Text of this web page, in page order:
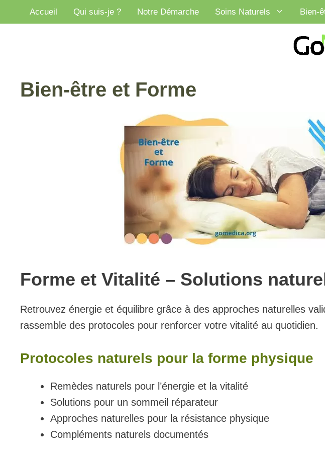
au
Accueil Qui suis-je ? Notre Démarche Soins Naturels Bien-
Bien-être et Forme
Forme et Vitalité – Solutions
Retrouvez énergie et équilibre grâce à des approches naturelles
rassemble des protocoles pour renforcer votre vitalité au quotidien.
Protocoles naturels pour la forme physique
Remèdes naturels pour l’énergie et la vitalité
Solutions pour un sommeil réparateur
Approches naturelles pour la résistance physique
Compléments naturels documentés